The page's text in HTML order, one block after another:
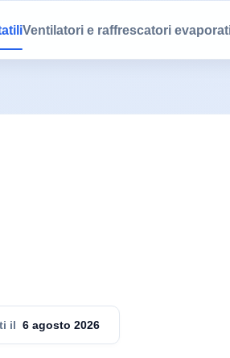
Ventilatori e raffrescatori
il 6 agosto 2026